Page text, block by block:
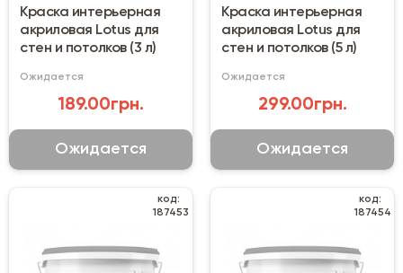
Краска интерьерная
акриловая Lotus для
стен и потолков (3 л)
Ожидается
189.00грн.
Ожидается
Краска интерьерная
акриловая Lotus для
стен и потолков (5 л)
Ожидается
299.00грн.
Ожидается
код:
187453
код:
187454